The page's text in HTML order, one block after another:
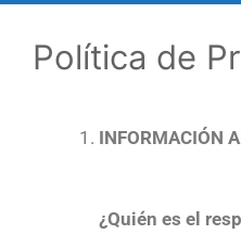
Política de
INFORMACIÓN
¿Quién es el